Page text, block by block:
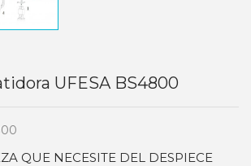
UFESA BS4800
QUE NECESITE DEL DESPIECE